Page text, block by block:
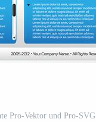
Pro-Vektor und Pro-SVG